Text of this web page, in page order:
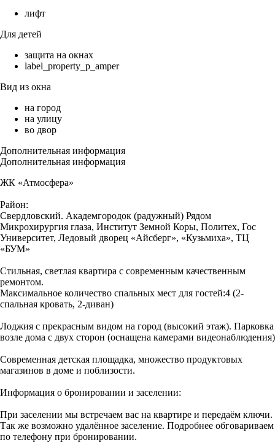
лифт
Для детей
защита на окнах
label_property_p_amper
Вид из окна
на город
на улицу
во двор
Дополнительная информация
Дополнительная информация
ЖК «Атмосфера»
Район:
Свердловский. Академгородок (радужный) Рядом
Микрохирургия глаза, Институт Земной Коры, Политех, Гос
Университет, Ледовый дворец «Айсберг», «Кузьмиха», ТЦ
«БУМ»
Стильная, светлая квартира с современным качественным
ремонтом.
Максимальное количество спальных мест для гостей:4 (2-
спальная кровать, 2-диван)
Лоджия с прекрасным видом на город (высокий этаж). Парковка
возле дома с двух сторон (оснащена камерами видеонаблюдения)
Современная детская площадка, множество продуктовых
магазинов в доме и поблизости.
Информация о бронировании и заселении:
При заселении мы встречаем вас на квартире и передаём ключи.
Так же возможно удалённое заселение. Подробнее обговариваем
по телефону при бронировании.